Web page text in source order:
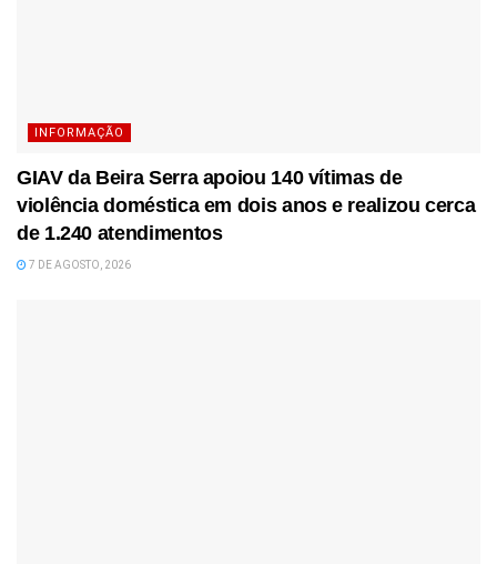
INFORMAÇÃO
GIAV da Beira Serra apoiou 140 vítimas de
violência doméstica em dois anos e realizou cerca
de 1.240 atendimentos
7 DE AGOSTO, 2026